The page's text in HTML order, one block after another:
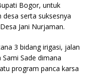
Bogor, untuk
serta suksesnya
Jani Nurjaman.
3 bidang irigasi, jalan
Sade dimana
program panca karsa